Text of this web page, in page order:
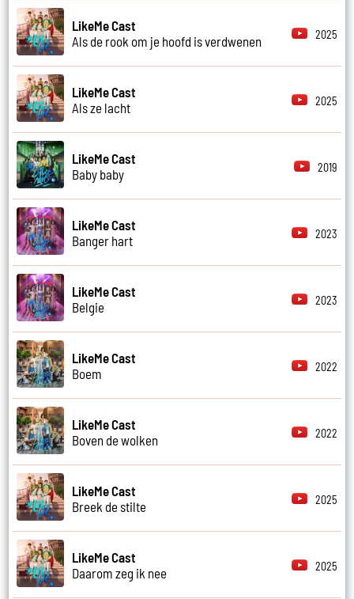
LikeMe Cast
Als de rook om je hoofd is verdwenen
2025
LikeMe Cast
Als ze lacht
2025
LikeMe Cast
Baby baby
2019
LikeMe Cast
Banger hart
2023
LikeMe Cast
Belgie
2023
LikeMe Cast
Boem
2022
LikeMe Cast
Boven de wolken
2022
LikeMe Cast
Breek de stilte
2025
LikeMe Cast
Daarom zeg ik nee
2025